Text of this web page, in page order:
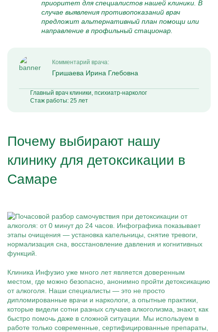
приоритет для специалистов нашей клиники. В
случае выявления противопоказаний врач
предложит альтернативный план помощи или
направление в профильный стационар.
Комментарий врача:
Гришаева Ирина Глебовна
Главный врач клиники, психиатр-нарколог
Стаж работы: 25 лет
Почему выбирают нашу
клинику для детоксикации в
Самаре
Клиника Инфузио уже много лет является доверенным
местом, где можно безопасно, анонимно пройти детоксикацию
от алкоголя. Наши специалисты — это не просто
дипломированные врачи и наркологи, а опытные практики,
которые видели сотни разных случаев алкоголизма, знают, как
быстро помочь даже в сложной ситуации. Мы используем в
работе только современные, сертифицированные препараты,